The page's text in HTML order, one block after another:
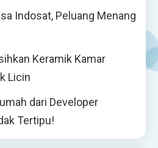
Indosat, Peluang Menang
Keramik Kamar
Licin
dari Developer
Tertipu!